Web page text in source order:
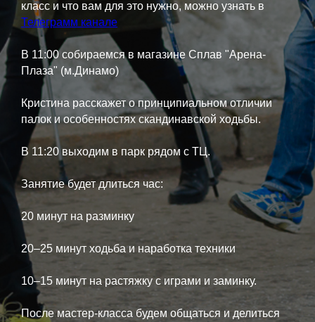
класс и что вам для это нужно, можно узнать в
Телеграмм канале
В 11:00 собираемся в магазине Сплав "Арена-
Плаза" (м.Динамо)
Кристина расскажет о принципиальном отличии
палок и особенностях скандинавской ходьбы.
В 11:20 выходим в парк рядом с ТЦ.
Занятие будет длиться час:
20 минут на разминку
20–25 минут ходьба и наработка техники
10–15 минут на растяжку с играми и заминку.
После мастер-класса будем общаться и делиться